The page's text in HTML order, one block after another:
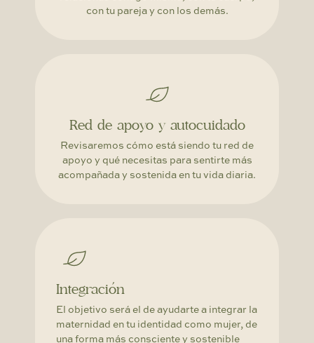
con tu pareja y con los demás.
Red de apoyo y autocuidado
Revisaremos cómo está siendo tu red de
apoyo y qué necesitas para sentirte más
acompañada y sostenida en tu vida diaria.
Integración
El objetivo será el de ayudarte a integrar la
maternidad en tu identidad como mujer, de
una forma más consciente y sostenible